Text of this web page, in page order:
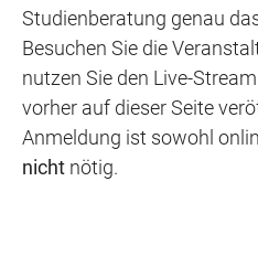
Studienberatung genau
Besuchen Sie die
nutzen Sie den Live-
vorher auf dieser Seite
Anmeldung ist sowohl
nicht nötig.